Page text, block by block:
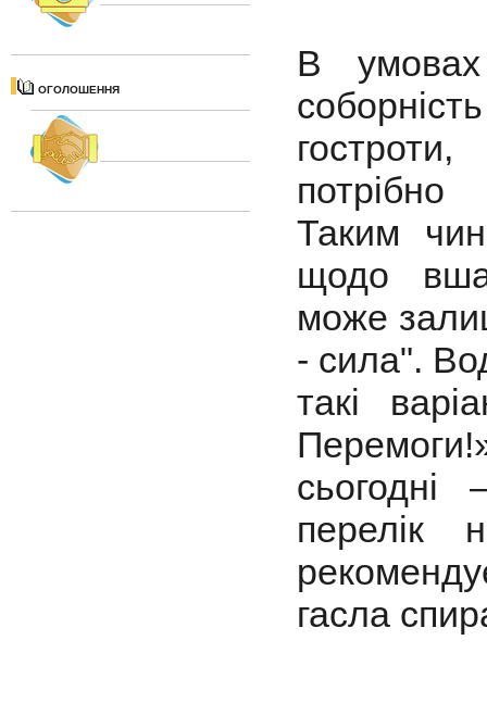
ОГОЛОШЕННЯ
В умовах
потрібно
Таким
щодо
може
- сила".
такі
перелік
гасла